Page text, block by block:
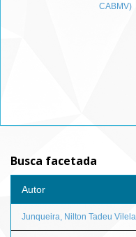
CABMV)
Busca facetada
Autor
Junqueira, Nilton Tadeu Vilela